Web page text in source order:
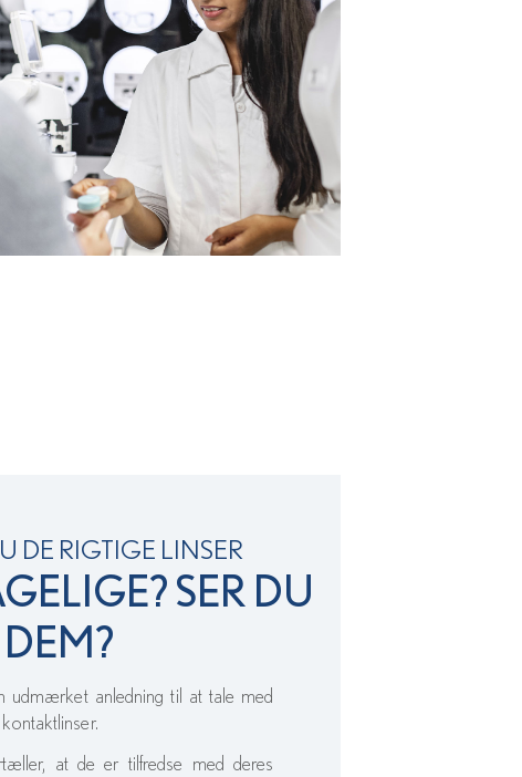
DE RIGTIGE LINSER
SER DU
udmærket anledning til at tale med
at de er tilfredse med deres